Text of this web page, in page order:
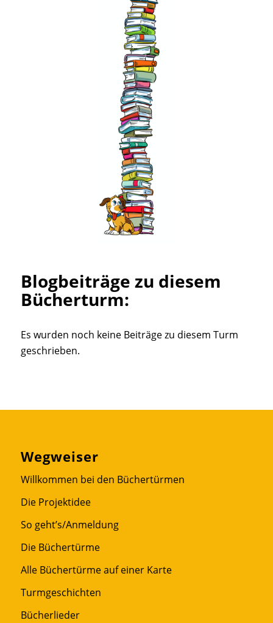
Blogbeiträge zu diesem
Bücherturm:
Es wurden noch keine Beiträge zu diesem Turm
geschrieben.
Wegweiser
Willkommen bei den Büchertürmen
Die Projektidee
So geht’s/Anmeldung
Die Büchertürme
Alle Büchertürme auf einer Karte
Turmgeschichten
Bücherlieder